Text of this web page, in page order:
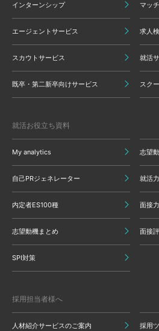
インターンシップ マッ
エージェントサービス 求人
スカウトサービス 就活
既卒・第二新卒向けサービス スク
就活お役立ち資料
My analytics 志望
自己PRジェネレーター 就活
内定者ES100種 面接
志望動機まとめ 面接
SPI対策
採用担当者様へ
人材紹介サービスのご案内 採用